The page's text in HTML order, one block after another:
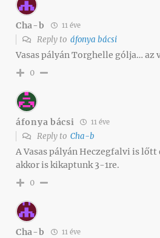
Cha-b 11 éve
Reply to áfonya bácsi
Vasas pályán Torghelle gólja… az
0
áfonya bácsi 11 éve
Reply to Cha-b
A Vasas pályán Heczegfalvi is
akkor is kikaptunk 3-1re.
0
Cha-b 11 éve